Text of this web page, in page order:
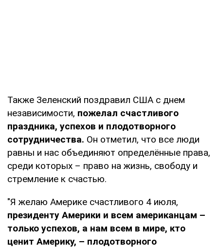
Также Зеленский поздравил США с днем
независимости, пожелал счастливого
праздника, успехов и плодотворного
сотрудничества. Он отметил, что все люди
равны и нас объединяют определённые права,
среди которых – право на жизнь, свободу и
стремление к счастью.
"Я желаю Америке счастливого 4 июля,
президенту Америки и всем американцам –
только успехов, а нам всем в мире, кто
ценит Америку, – плодотворного